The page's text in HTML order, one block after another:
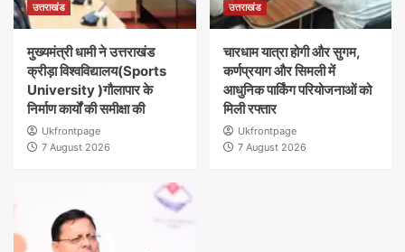
उत्तराखंड
मुख्यमंत्री धामी ने उत्तराखंड
क्रीड़ा विश्वविद्यालय(Sports
University )गौलापार के
निर्माण कार्यों की समीक्षा की
Ukfrontpage
7 August 2026
उत्तराखंड
चारधाम यात्रा होगी और सुगम,
कर्णप्रयाग और सिमली में
आधुनिक पार्किंग परियोजनाओं को
मिली रफ्तार
Ukfrontpage
7 August 2026